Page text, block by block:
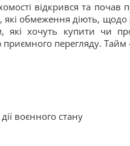
відкрився та почав
які обмеження діють,
які хочуть купити чи
перегляду. Тайм
воєнного стану